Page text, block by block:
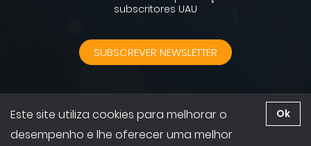
subscritores UAU
SUBSCREVER NEWSLETTER
2026 © UAU. Todos os direitos reservados | Desenvolvido por
GruntsWork
Ok
Este site utiliza cookies para melhorar o
desempenho e lhe oferecer uma melhor